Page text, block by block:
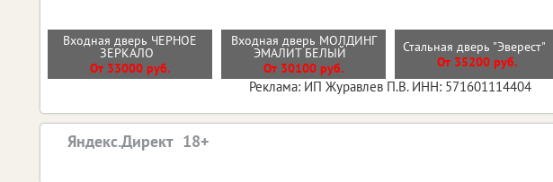
Входная дверь ЧЕРНОЕ
ЗЕРКАЛО
От 33000 руб.
Входная дверь МОЛДИНГ
ЭМАЛИТ БЕЛЫЙ
От 30100 руб.
Стальная дверь "Эверест"
От 35200 руб.
Реклама: ИП Журавлев П.В. ИНН: 571601114404
Яндекс.Директ